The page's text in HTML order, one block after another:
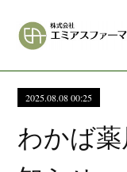
2025.08.08 00:25
わかば